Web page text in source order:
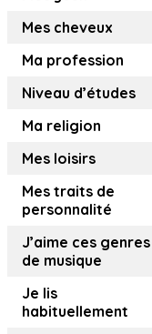
Mes cheveux
Ma profession
Niveau d’études
Ma religion
Mes loisirs
Mes traits de
personnalité
J’aime ces genres
de musique
Je lis
habituellement